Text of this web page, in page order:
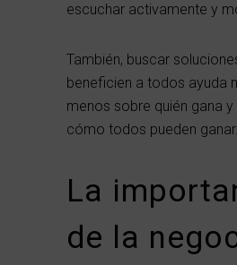
escuchar activamente y
También, buscar
beneficien a todos ayuda
menos sobre quién gana
cómo todos pueden ganar.
La
de la